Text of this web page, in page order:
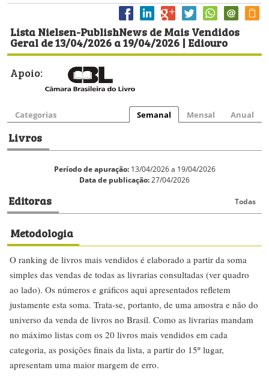
Lista Nielsen-PublishNews de Mais Vendidos
Geral de 13/04/2026 a 19/04/2026 | Ediouro
Apoio:
Categorias Semanal Mensal Anual
Livros
Período de apuração:13/04/2026 a 19/04/2026
Data de publicação:27/04/2026
Editoras Todas
Metodologia
O ranking de livros mais vendidos é elaborado a partir da soma
simples das vendas de todas as livrarias consultadas (ver quadro
ao lado). Os números e gráficos aqui apresentados refletem
justamente esta soma. Trata-se, portanto, de uma amostra e não do
universo da venda de livros no Brasil. Como as livrarias mandam
no máximo listas com os 20 livros mais vendidos em cada
categoria, as posições finais da lista, a partir do 15º lugar,
apresentam uma maior margem de erro.